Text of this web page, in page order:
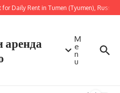
Daily Rent in Tumen (Tyumen), Russia
аренда
M
e
n
u